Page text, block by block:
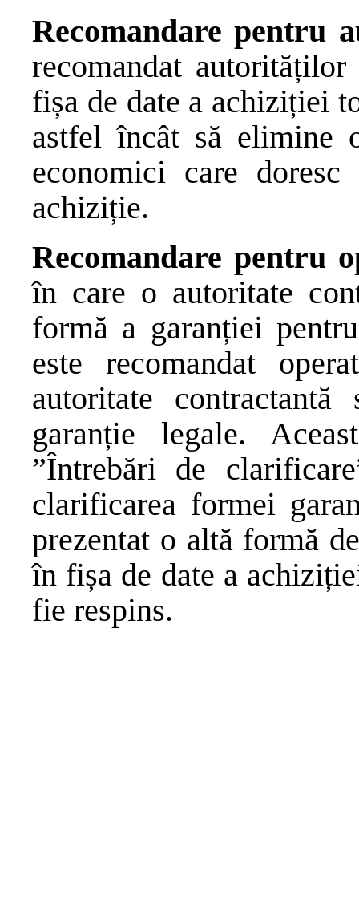
Recomandare pentru
recomandat
fișa de date a achiziției
astfel încât să elimine
economici care
achiziție.
Recomandare pentru
în care o autoritate
formă a garanției
este recomandat
autoritate
garanție legale.
”Întrebări de
clarificarea formei
prezentat o altă formă
în fișa de date a
fie respins.